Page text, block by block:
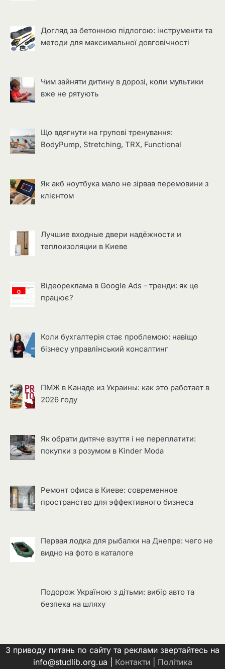
Догляд за бетонною підлогою: інструменти та
методи для максимальної довговічності
Чим зайняти дитину в дорозі, коли мультики
вже не рятують
Що вдягнути на групові тренування:
BodyPump, Stretching, TRX, Functional
Як акб ноутбука мало не зірвав перемовини з
клієнтом
Лучшие входные двери надёжности и
теплоизоляции в Киеве
Відеореклама в Google Ads – тренди: як це
працює?
Коли бухгалтерія стає проблемою: навіщо
бізнесу управлінський консалтинг
ПМЖ в Канаде из Украины: как это работает в
2026 году
Як обрати дитяче взуття і не переплатити:
покупки з розумом в Kinder Moda
Ремонт офиса в Киеве: современное
пространство для эффективного бизнеса
Первая лодка для рыбалки на Днепре: чего не
видно на фото в каталоге
Подорож Україною з дітьми: вибір авто та
безпека на шляху
З приводу питань по сайту та реклами звертайтесь на
info@studlib.org.ua | Контакти| Політика